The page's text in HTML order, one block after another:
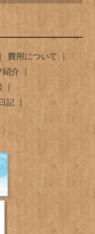
費用について
紹介
記